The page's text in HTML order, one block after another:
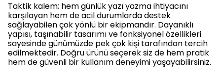
Taktik kalem; hem günlük yazı yazma ihtiyacını
karşılayan hem de acil durumlarda destek
sağlayabilen çok yönlü bir ekipmandır. Dayanıklı
yapısı, taşınabilir tasarımı ve fonksiyonel özellikleri
sayesinde günümüzde pek çok kişi tarafından tercih
edilmektedir. Doğru ürünü seçerek siz de hem pratik
hem de güvenli bir kullanım deneyimi yaşayabilirsiniz.